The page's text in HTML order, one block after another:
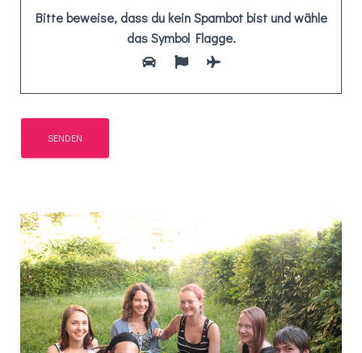
Bitte beweise, dass du kein Spambot bist und wähle
das SymbolFlagge.